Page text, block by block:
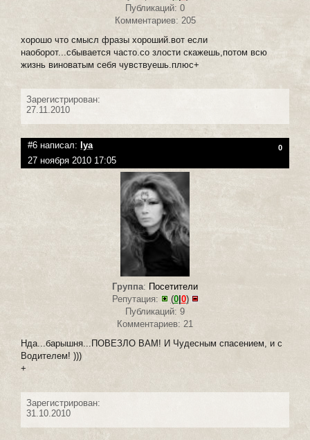
Публикаций: 0
Комментариев: 205
хорошо что смысл фразы хороший.вот если
наоборот...сбывается часто.со злости скажешь,потом всю
жизнь виноватым себя чувствуешь.плюс+
Зарегистрирован:
27.11.2010
#6 написал: Iya 0
27 ноября 2010 17:05
Группа: Посетители
Репутация:
(0|0)
Публикаций: 9
Комментариев: 21
Нда...барышня...ПОВЕЗЛО ВАМ! И Чудесным спасением, и с
Водителем! )))
+
Зарегистрирован:
31.10.2010